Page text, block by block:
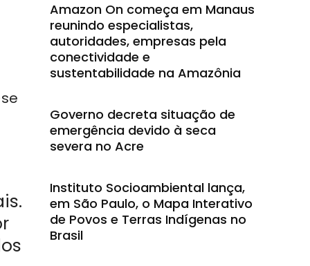
Amazon On começa em Manaus
reunindo especialistas,
autoridades, empresas pela
conectividade e
sustentabilidade na Amazônia
Governo decreta situação de
emergência devido à seca
severa no Acre
Instituto Socioambiental lança,
em São Paulo, o Mapa Interativo
de Povos e Terras Indígenas no
Brasil